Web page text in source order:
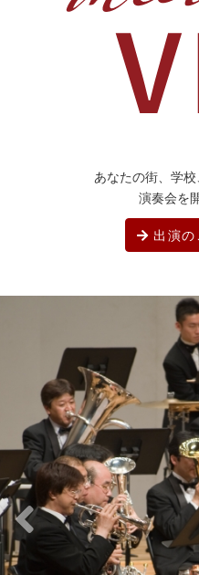
あなたの街、学
演奏会を
出演の